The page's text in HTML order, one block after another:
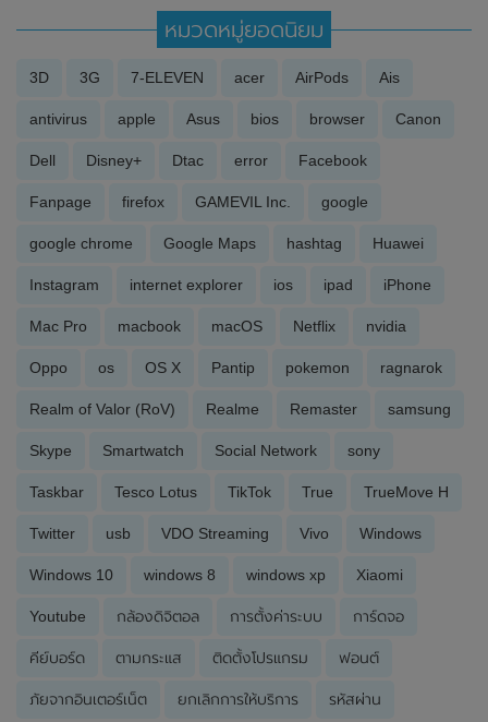
หมวดหมู่ยอดนิยม
3D 3G 7-ELEVEN acer AirPods Ais
antivirus apple Asus bios browser Canon
Dell Disney+ Dtac error Facebook
Fanpage firefox GAMEVIL Inc. google
google chrome Google Maps hashtag Huawei
Instagram internet explorer ios ipad iPhone
Mac Pro macbook macOS Netflix nvidia
Oppo os OS X Pantip pokemon ragnarok
Realm of Valor (RoV) Realme Remaster samsung
Skype Smartwatch Social Network sony
Taskbar Tesco Lotus TikTok True TrueMove H
Twitter usb VDO Streaming Vivo Windows
Windows 10 windows 8 windows xp Xiaomi
Youtube กล้องดิจิตอล การตั้งค่าระบบ การ์ดจอ
คีย์บอร์ด ตามกระแส ติดตั้งโปรแกรม ฟอนต์
ภัยจากอินเตอร์เน็ต ยกเลิกการให้บริการ รหัสผ่าน